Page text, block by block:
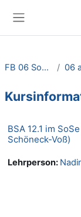
FB 06 Sozialwesen
BSA 12.1 im
Schöneck-Voß)
Lehrperson: